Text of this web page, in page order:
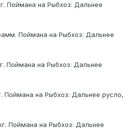
Поймана на Рыбхоз: Дальнее
Поймана на Рыбхоз: Дальнее
Поймана на Рыбхоз: Дальнее
Поймана на Рыбхоз: Дальнее русло,
Поймана на Рыбхоз: Дальнее